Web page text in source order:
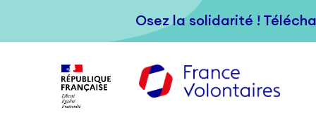
Osez la solidarité !
Osez la solidarité !